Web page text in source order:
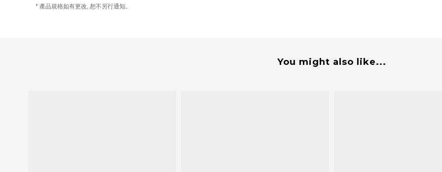
* 產品規格如有更改, 恕不另行通知。
You might also like...